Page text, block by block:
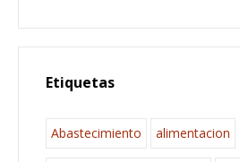
Etiquetas
Abastecimiento alimentacion